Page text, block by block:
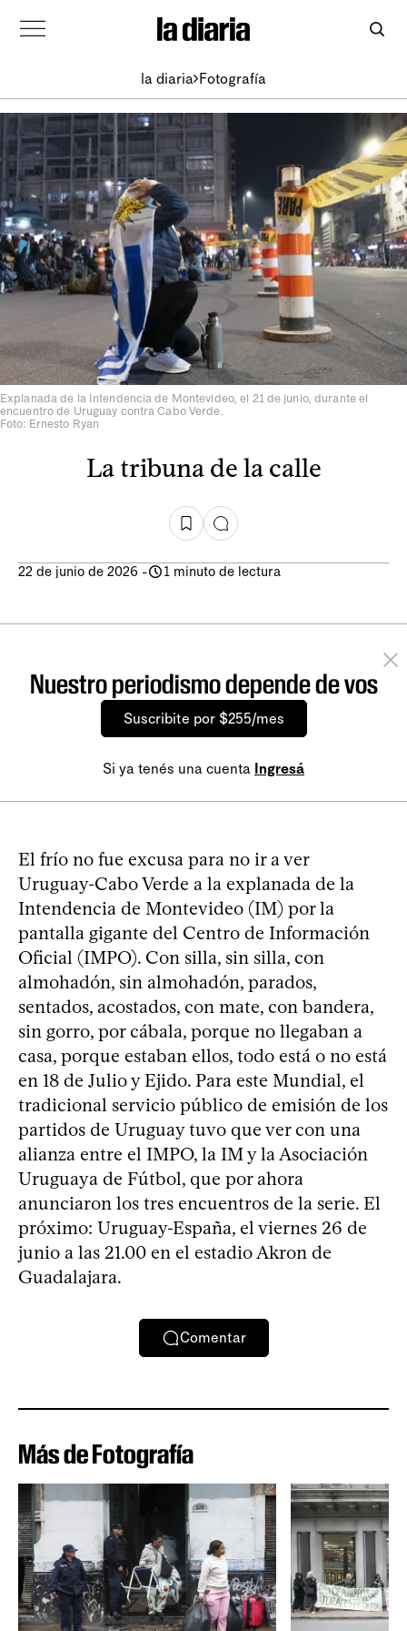
la diaria Fotografía
Explanada de la Intendencia de Montevideo, el 21 de junio, durante el
encuentro de Uruguay contra Cabo Verde.
Foto: Ernesto Ryan
La tribuna de la calle
22 de junio de 2026 - 1 minuto de lectura
Nuestro periodismo depende de vos
Suscribite por $255/mes
Si ya tenés una cuenta Ingresá
El frío no fue excusa para no ir a ver
Uruguay-Cabo Verde a la explanada de la
Intendencia de Montevideo (IM) por la
pantalla gigante del Centro de Información
Oficial (IMPO). Con silla, sin silla, con
almohadón, sin almohadón, parados,
sentados, acostados, con mate, con bandera,
sin gorro, por cábala, porque no llegaban a
casa, porque estaban ellos, todo está o no está
en 18 de Julio y Ejido. Para este Mundial, el
tradicional servicio público de emisión de los
partidos de Uruguay tuvo que ver con una
alianza entre el IMPO, la IM y la Asociación
Uruguaya de Fútbol, que por ahora
anunciaron los tres encuentros de la serie. El
próximo: Uruguay-España, el viernes 26 de
junio a las 21.00 en el estadio Akron de
Guadalajara.
Comentar
Más de Fotografía